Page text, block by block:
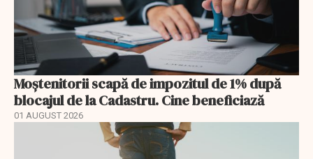
Moștenitorii scapă de impozitul de 1% după
blocajul de la Cadastru. Cine beneficiază
01 AUGUST 2026